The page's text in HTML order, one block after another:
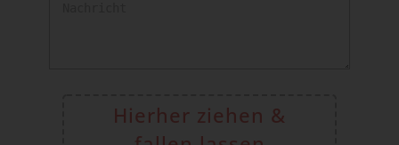
Hierher ziehen &